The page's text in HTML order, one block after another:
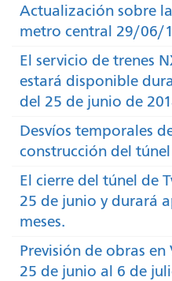
Actualización sobre
metro central 29/06/
El servicio de trenes
estará disponible
del 25 de junio de
Desvíos temporales
construcción del
El cierre del túnel de
25 de junio y durará
meses.
Previsión de obras en
25 de junio al 6 de